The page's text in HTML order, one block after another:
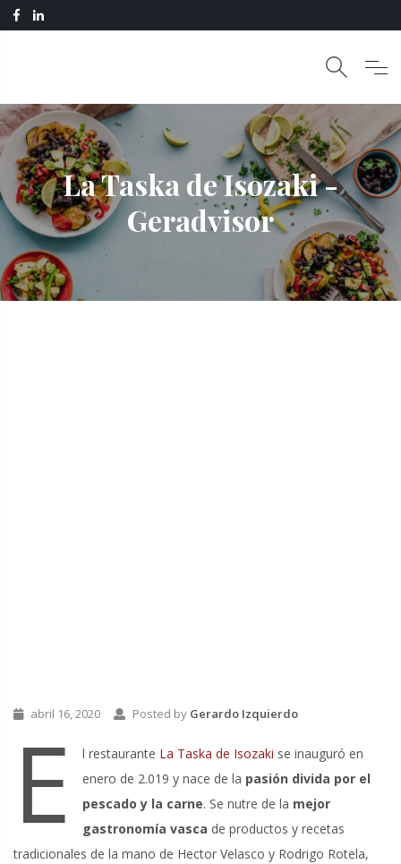
La Taska de Isozaki -
Geradvisor
abril 16, 2020 Posted by Gerardo Izquierdo
E l restaurante La Taska de Isozaki se inauguró en
enero de 2.019 y nace de la pasión divida por el
pescado y la carne. Se nutre de la mejor
gastronomía vasca de productos y recetas
tradicionales de la mano de Hector Velasco y Rodrigo Rotela,